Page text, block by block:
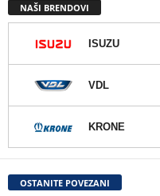
NAŠI BRENDOVI
ISUZU
VDL
KRONE
OSTANITE POVEZANI